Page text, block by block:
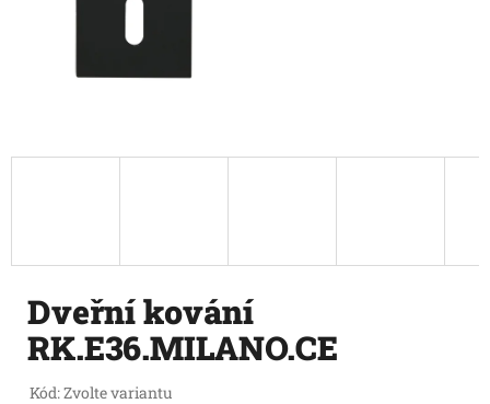
Dveřní kování
RK.E36.MILANO.CE
Kód:Zvolte variantu